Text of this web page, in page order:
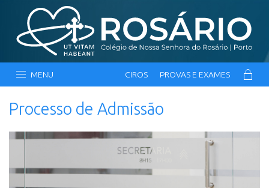
MENU CIROS PROVAS E EXAMES
Processo de Admissão